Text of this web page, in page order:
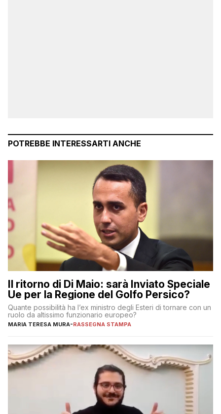
POTREBBE INTERESSARTI ANCHE
Il ritorno di Di Maio: sarà Inviato Speciale
Ue per la Regione del Golfo Persico?
Quante possibilità ha l’ex ministro degli Esteri di tornare con un
ruolo da altissimo funzionario europeo?
MARIA TERESA MURA-RASSEGNA STAMPA